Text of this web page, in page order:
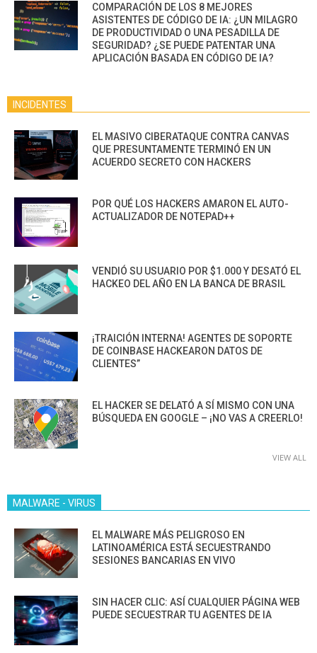
COMPARACIÓN DE LOS 8 MEJORES
ASISTENTES DE CÓDIGO DE IA: ¿UN MILAGRO
DE PRODUCTIVIDAD O UNA PESADILLA DE
SEGURIDAD? ¿SE PUEDE PATENTAR UNA
APLICACIÓN BASADA EN CÓDIGO DE IA?
INCIDENTES
EL MASIVO CIBERATAQUE CONTRA CANVAS
QUE PRESUNTAMENTE TERMINÓ EN UN
ACUERDO SECRETO CON HACKERS
POR QUÉ LOS HACKERS AMARON EL AUTO-
ACTUALIZADOR DE NOTEPAD++
VENDIÓ SU USUARIO POR $1.000 Y DESATÓ EL
HACKEO DEL AÑO EN LA BANCA DE BRASIL
¡TRAICIÓN INTERNA! AGENTES DE SOPORTE
DE COINBASE HACKEARON DATOS DE
CLIENTES”
EL HACKER SE DELATÓ A SÍ MISMO CON UNA
BÚSQUEDA EN GOOGLE – ¡NO VAS A CREERLO!
VIEW ALL
MALWARE - VIRUS
EL MALWARE MÁS PELIGROSO EN
LATINOAMÉRICA ESTÁ SECUESTRANDO
SESIONES BANCARIAS EN VIVO
SIN HACER CLIC: ASÍ CUALQUIER PÁGINA WEB
PUEDE SECUESTRAR TU AGENTES DE IA